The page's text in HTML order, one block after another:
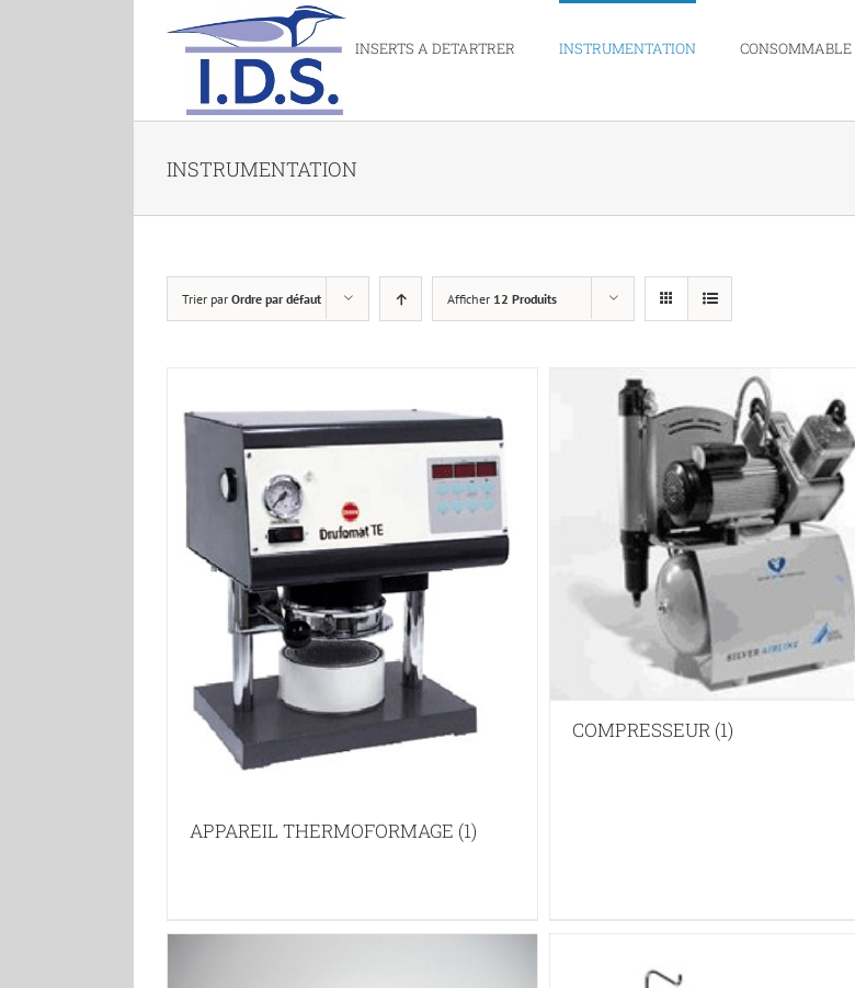
INSERTS A DETARTRER INSTRUMENTATION CONSOMMABLE
INSTRUMENTATION
Trier par Ordre par défaut Afficher 12 Produits
APPAREIL THERMOFORMAGE (1)
COMPRESSEUR (1)